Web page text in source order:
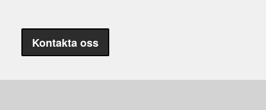
Kontakta oss